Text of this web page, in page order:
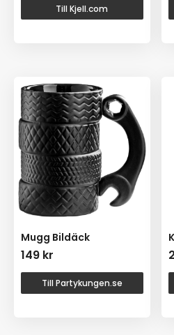
Till Kjell.com
Mugg Bildäck
149 kr
Till Partykungen.se